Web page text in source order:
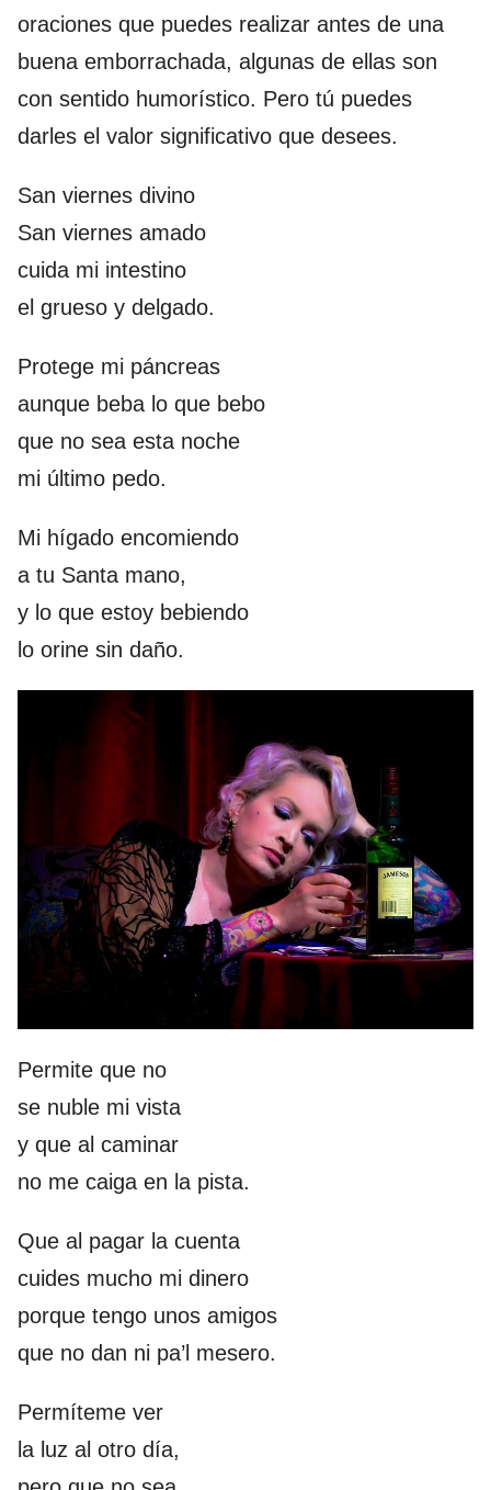
oraciones que puedes realizar antes de una
buena emborrachada, algunas de ellas son
con sentido humorístico. Pero tú puedes
darles el valor significativo que desees.
San viernes divino
San viernes amado
cuida mi intestino
el grueso y delgado.
Protege mi páncreas
aunque beba lo que bebo
que no sea esta noche
mi último pedo.
Mi hígado encomiendo
a tu Santa mano,
y lo que estoy bebiendo
lo orine sin daño.
Permite que no
se nuble mi vista
y que al caminar
no me caiga en la pista.
Que al pagar la cuenta
cuides mucho mi dinero
porque tengo unos amigos
que no dan ni pa’l mesero.
Permíteme ver
la luz al otro día,